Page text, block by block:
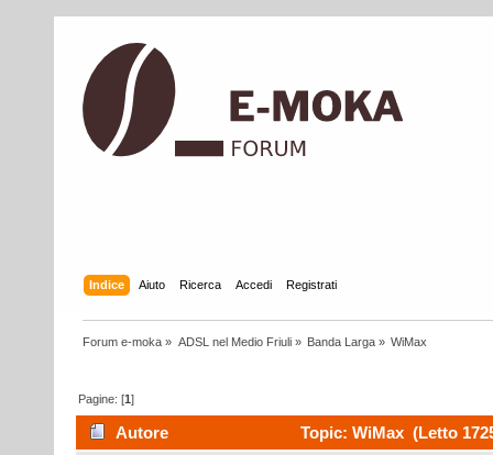
Indice Aiuto Ricerca Accedi Registrati
Forum e-moka » ADSL nel Medio Friuli» Banda Larga» WiMax
Pagine: [1]
Autore Topic: WiMax (Letto